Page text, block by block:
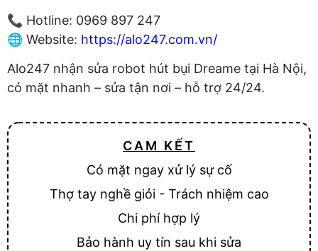
📞 Hotline: 0969 897 247
🌐 Website: https://alo247.com.vn/
Alo247 nhận sửa robot hút bụi Dreame tại Hà Nội,
có mặt nhanh – sửa tận nơi – hỗ trợ 24/24.
CAM KẾT
Có mặt ngay xử lý sự cố
Thợ tay nghề giỏi - Trách nhiệm cao
Chi phí hợp lý
Bảo hành uy tín sau khi sửa